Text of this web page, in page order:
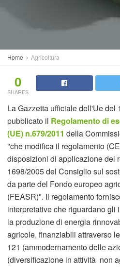
Home Agricoltura
0
SHARES
La Gazzetta ufficiale dell'Ue del
pubblicato il Regolamento di
(UE) n.679/2011 della
"che modifica il regolamento
disposizioni di applicazione del
1698/2005 del Consiglio sul
da parte del Fondo europeo
(FEASR)". Il regolamento
interpretative che riguardano gli
la produzione di energia
agricole, finanziabili attraverso
121 (ammodernamento delle
(diversificazione in attività non